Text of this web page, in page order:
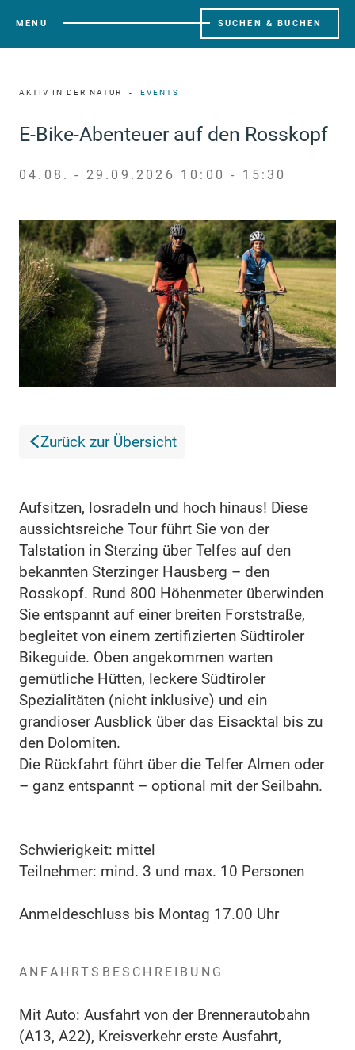
MENU SUCHEN & BUCHEN
AKTIV IN DER NATUR EVENTS
E-Bike-Abenteuer auf den Rosskopf
04.08. - 29.09.2026 10:00 - 15:30
Zurück zur Übersicht
Aufsitzen, losradeln und hoch hinaus! Diese
aussichtsreiche Tour führt Sie von der
Talstation in Sterzing über Telfes auf den
bekannten Sterzinger Hausberg – den
Rosskopf. Rund 800 Höhenmeter überwinden
Sie entspannt auf einer breiten Forststraße,
begleitet von einem zertifizierten Südtiroler
Bikeguide. Oben angekommen warten
gemütliche Hütten, leckere Südtiroler
Spezialitäten (nicht inklusive) und ein
grandioser Ausblick über das Eisacktal bis zu
den Dolomiten.
Die Rückfahrt führt über die Telfer Almen oder
– ganz entspannt – optional mit der Seilbahn.
Schwierigkeit: mittel
Teilnehmer: mind. 3 und max. 10 Personen
Anmeldeschluss bis Montag 17.00 Uhr
ANFAHRTSBESCHREIBUNG
Mit Auto: Ausfahrt von der Brennerautobahn
(A13, A22), Kreisverkehr erste Ausfahrt,